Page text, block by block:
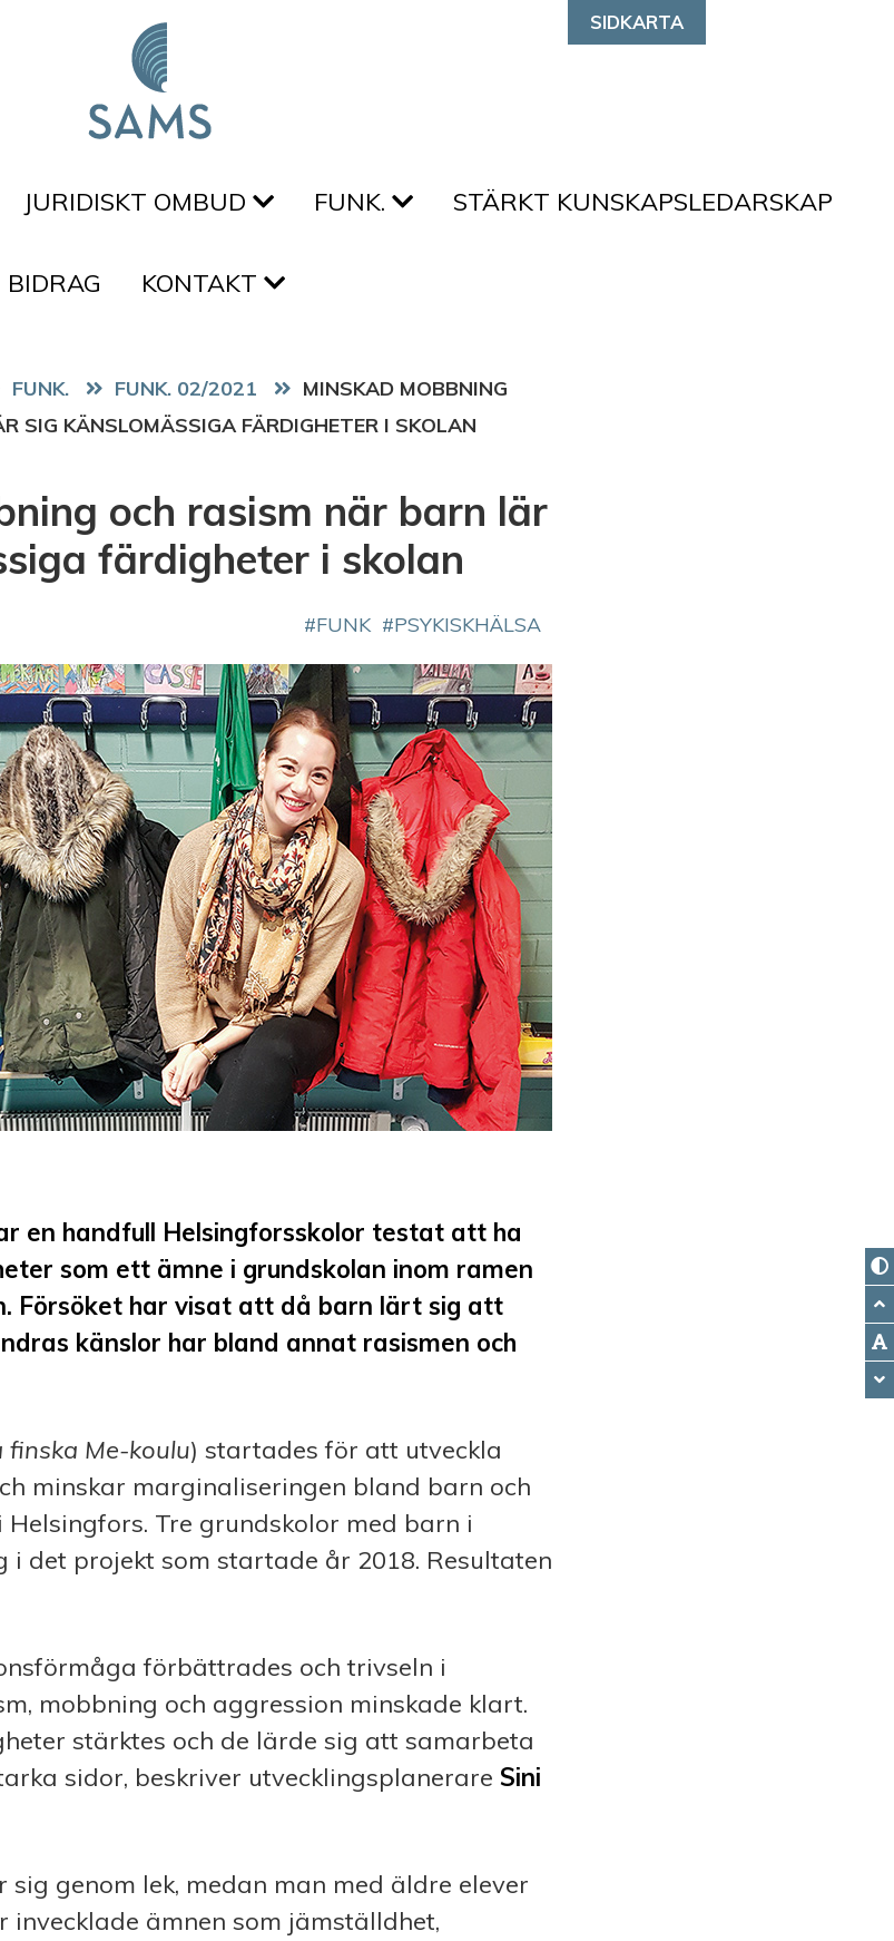
SIDKARTA
JURIDISKT OMBUD FUNK. STÄRKT KUNSKAPSLEDARSKAP
BIDRAG KONTAKT
FUNK. FUNK. 02/2021
MINSKAD MOBBNING
SIG KÄNSLOMÄSSIGA FÄRDIGHETER I SKOLAN
och rasism när barn lär
färdigheter i skolan
FUNK PSYKISKHÄLSA
en handfull Helsingforsskolor testat att ha
som ett ämne i grundskolan inom ramen
Försöket har visat att då barn lärt sig att
känslor har bland annat rasismen och
finska Me-koulu) startades för att utveckla
minskar marginaliseringen bland barn och
Tre grundskolor med barn i
i det projekt som startade år 2018. Resultaten
förbättrades och trivseln i
mobbning och aggression minskade klart.
stärktes och de lärde sig att samarbeta
sidor, beskriver utvecklingsplanerare Sini
sig genom lek, medan man med äldre elever
invecklade ämnen som jämställdhet,